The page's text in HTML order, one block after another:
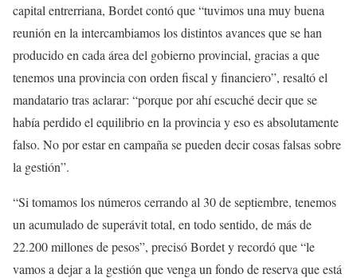
capital entrerriana, Bordet contó que “tuvimos una muy buena
reunión en la intercambiamos los distintos avances que se han
producido en cada área del gobierno provincial, gracias a que
tenemos una provincia con orden fiscal y financiero”, resaltó el
mandatario tras aclarar: “porque por ahí escuché decir que se
había perdido el equilibrio en la provincia y eso es absolutamente
falso. No por estar en campaña se pueden decir cosas falsas sobre
la gestión”.
“Si tomamos los números cerrando al 30 de septiembre, tenemos
un acumulado de superávit total, en todo sentido, de más de
22.200 millones de pesos”, precisó Bordet y recordó que “le
vamos a dejar a la gestión que venga un fondo de reserva que está